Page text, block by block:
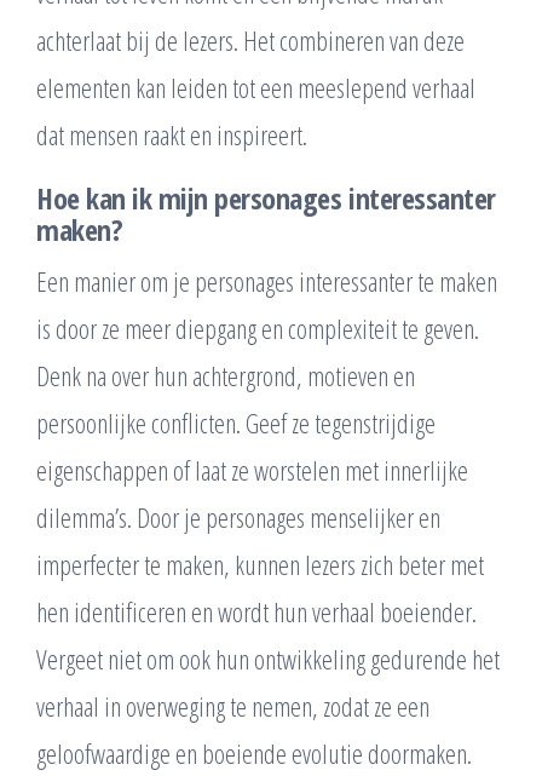
achterlaat bij de lezers. Het combineren van deze
elementen kan leiden tot een meeslepend verhaal
dat mensen raakt en inspireert.
Hoe kan ik mijn personages interessanter
maken?
Een manier om je personages interessanter te maken
is door ze meer diepgang en complexiteit te geven.
Denk na over hun achtergrond, motieven en
persoonlijke conflicten. Geef ze tegenstrijdige
eigenschappen of laat ze worstelen met innerlijke
dilemma’s. Door je personages menselijker en
imperfecter te maken, kunnen lezers zich beter met
hen identificeren en wordt hun verhaal boeiender.
Vergeet niet om ook hun ontwikkeling gedurende het
verhaal in overweging te nemen, zodat ze een
geloofwaardige en boeiende evolutie doormaken.